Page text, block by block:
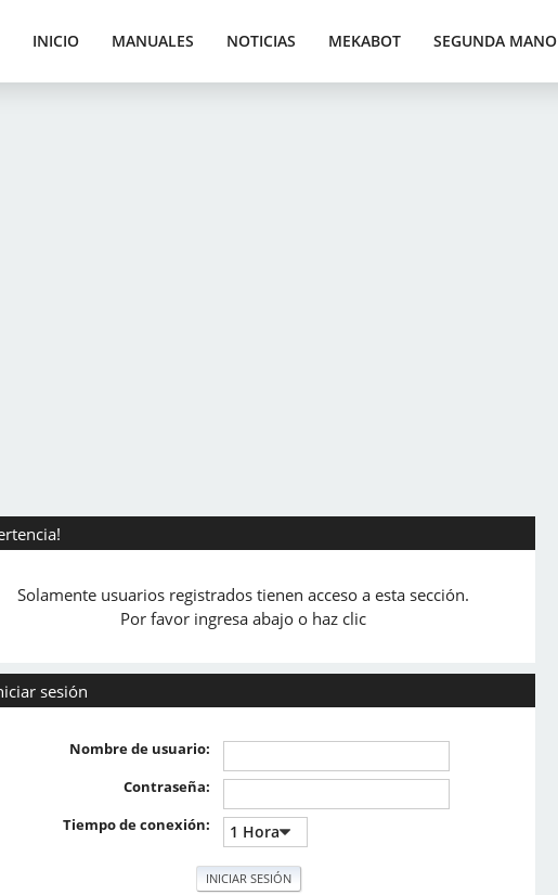
INICIO MANUALES NOTICIAS MEKABOT SEGUNDA MANO
Solamente usuarios registrados tienen acceso a esta sección.
Por favor ingresa abajo o haz clic
sesión
Nombre de usuario:
Contraseña:
Tiempo de conexión: